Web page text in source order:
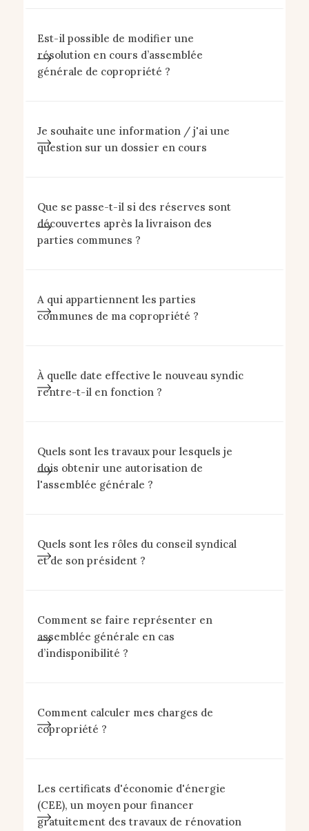
Est-il possible de modifier une
résolution en cours d’assemblée
générale de copropriété ?
Je souhaite une information / j'ai une
question sur un dossier en cours
Que se passe-t-il si des réserves sont
découvertes après la livraison des
parties communes ?
A qui appartiennent les parties
communes de ma copropriété ?
À quelle date effective le nouveau syndic
rentre-t-il en fonction ?
Quels sont les travaux pour lesquels je
dois obtenir une autorisation de
l'assemblée générale ?
Quels sont les rôles du conseil syndical
et de son président ?
Comment se faire représenter en
assemblée générale en cas
d’indisponibilité ?
Comment calculer mes charges de
copropriété ?
Les certificats d'économie d'énergie
(CEE), un moyen pour financer
gratuitement des travaux de rénovation